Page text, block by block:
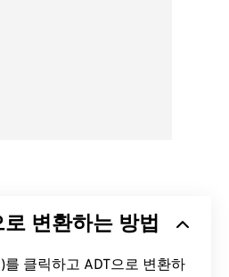
변환하는 방법
를 클릭하고 ADT으로 변환하